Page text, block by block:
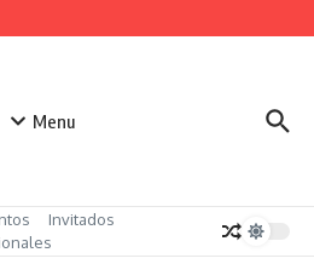
presidencial se verá en especial de DNEWS
la coca
Menu
Invitados